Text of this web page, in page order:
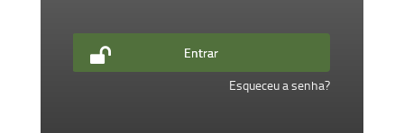
Entrar
Esqueceu a senha?